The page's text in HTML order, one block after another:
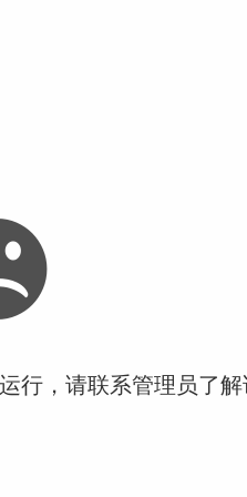
行，请联系管理员了